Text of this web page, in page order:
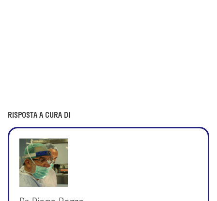
RISPOSTA A CURA DI